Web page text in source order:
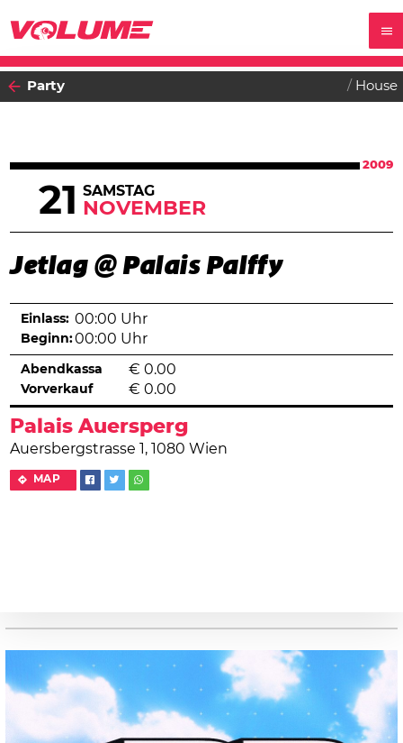
Party House
2009
21 SAMSTAG
NOVEMBER
Jetlag @ Palais Palffy
Palais Auersperg
Auersbergstrasse 1, 1080 Wien
MAP
Einlass: 00:00 Uhr
Beginn:00:00 Uhr
Abendkassa € 0.00
Vorverkauf € 0.00